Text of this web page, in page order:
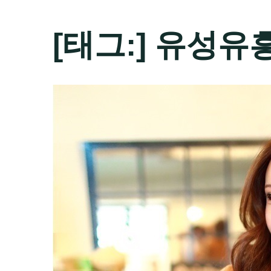
[태그:] 유성유